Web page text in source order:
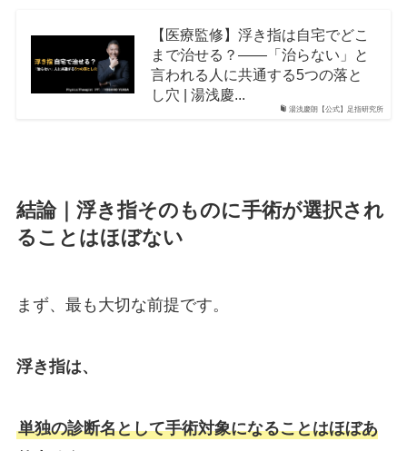
湯浅慶朗【公式】足指研究所
【医療監修】浮き指は自宅でどこ
まで治せる？――「治らない」と
言われる人に共通する5つの落と
し穴 | 湯浅慶...
結論｜浮き指そのものに手術が選択され
ることはほぼない
まず、最も大切な前提です。
浮き指は、
単独の診断名として手術対象になることはほぼあ